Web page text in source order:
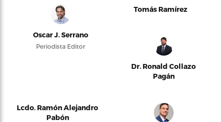
Oscar J. Serrano
Periodista Editor
Tomás Ramírez
Dr. Ronald Collazo
Pagán
Lcdo. Ramón Alejandro
Pabón